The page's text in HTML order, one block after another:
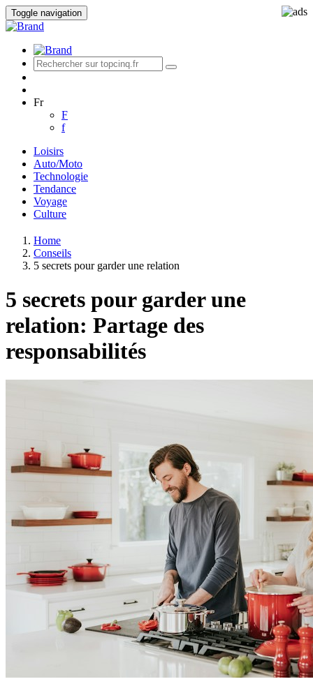
Toggle navigation
Fr
F
f
Loisirs
Auto/Moto
Technologie
Tendance
Voyage
Culture
Home
Conseils
5 secrets pour garder une relation
5 secrets pour garder une
relation: Partage des
responsabilités